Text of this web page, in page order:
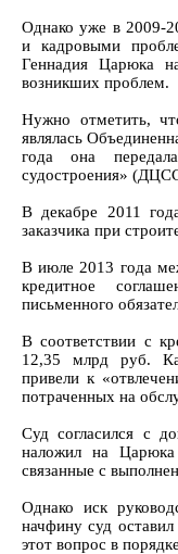
Однако уже в 2009-
и кадровыми
Геннадия Царюка
возникших проблем.
Нужно отметить,
являлась
года она
судостроения»
В декабре 2011
заказчика при
В июле 2013 года
кредитное
письменного
В соответствии с
12,35 млрд руб.
привели к
потраченных на
Суд согласился с
наложил на Царюка
связанные с
Однако иск
начфину суд
этот вопрос в